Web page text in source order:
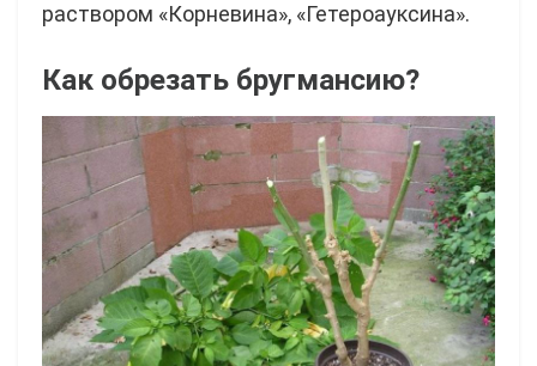
раствором «Корневина», «Гетероауксина».
Как обрезать бругмансию?